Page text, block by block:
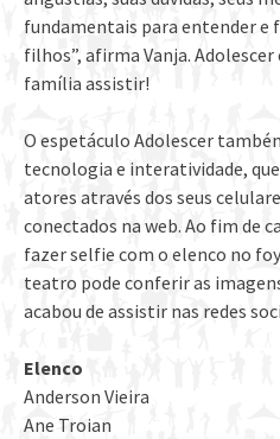
fundamentais para entender e
filhos”, afirma Vanja.
família assistir!
O espetáculo Adolescer
tecnologia e interatividade,
atores através dos seus
conectados na web. Ao fim de
fazer selfie com o elenco no
teatro pode conferir as
acabou de assistir nas redes
Elenco
Anderson Vieira
Ane Troian